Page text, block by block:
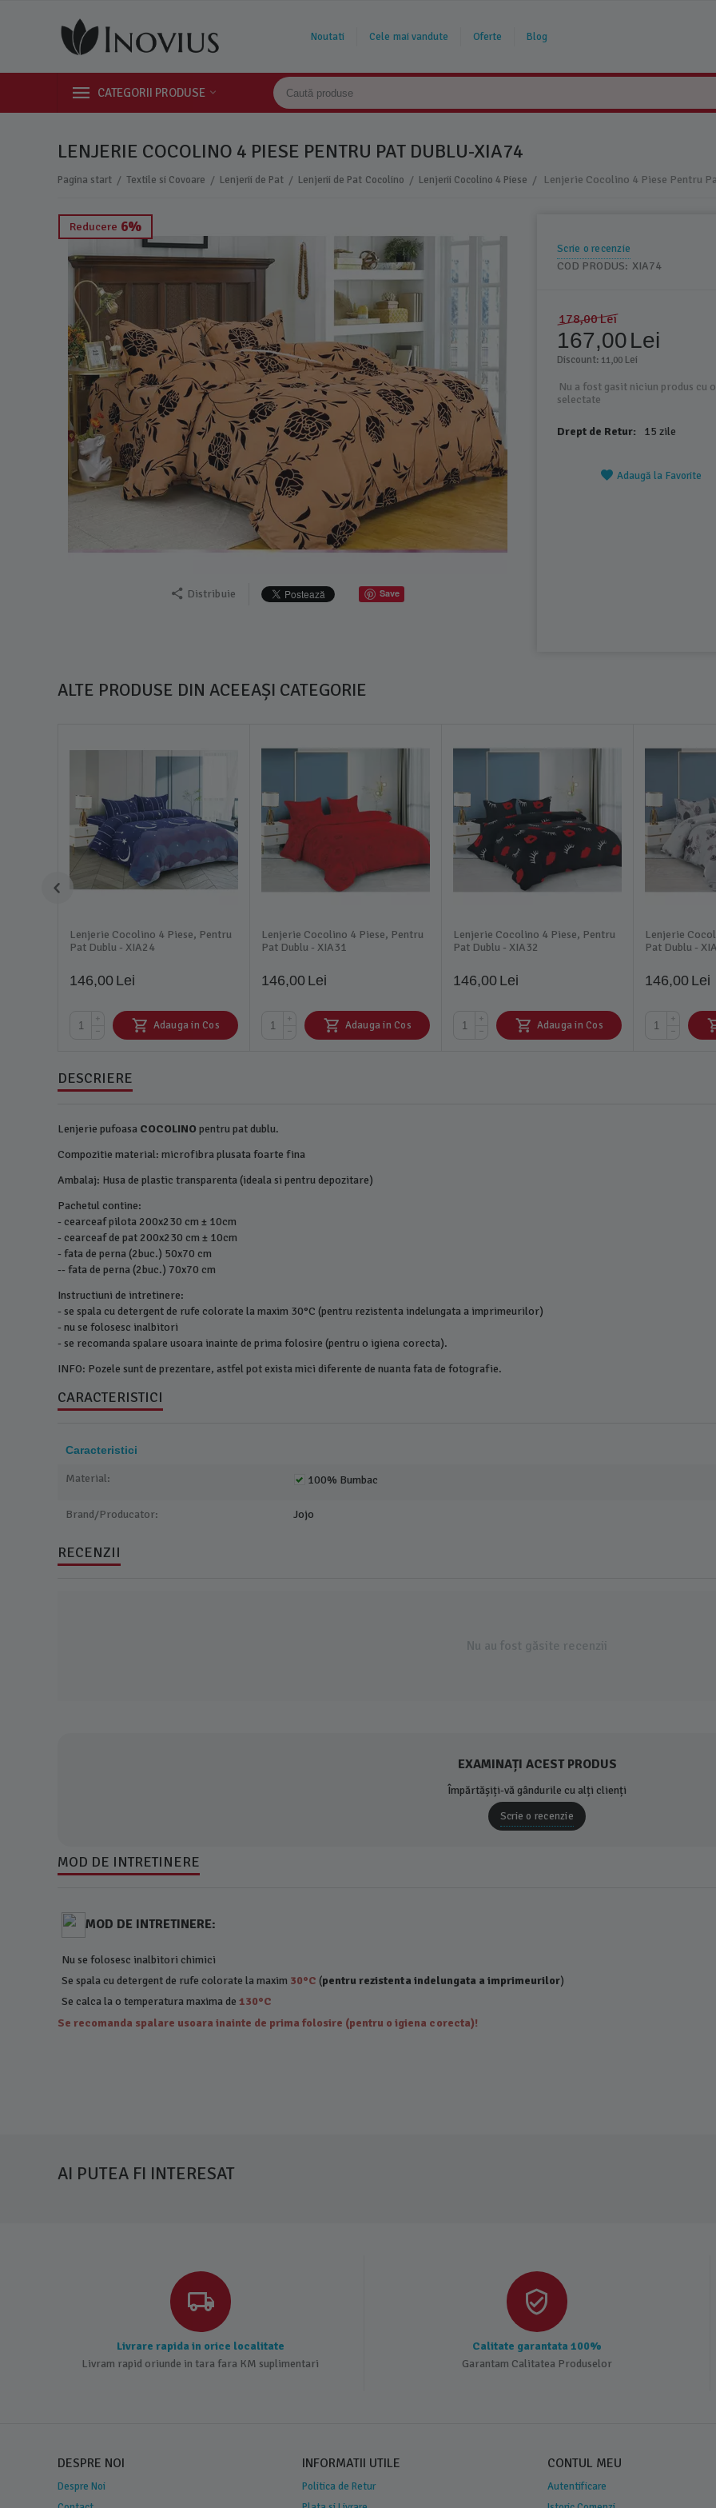
Noutati Cele mai vandute Oferte Blog
CATEGORII PRODUSE
LENJERIE COCOLINO 4 PIESE PENTRU PAT DUBLU-XIA74
Pagina start / Textile si Covoare / Lenjerii de Pat / Lenjerii de Pat Cocolino / Lenjerii Cocolino 4 Piese /
Reducere 6%
Distribuie Save
Scrie o recenzie
COD PRODUS: XIA74
178,00Lei
167,00Lei
Discount: 11,00 Lei
Nu a fost gasit niciun produs cu
selectate
Drept de Retur: 15 zile
Adaugă la Favorite
ALTE PRODUSE DIN ACEEAȘI CATEGORIE
Lenjerie Cocolino 4 Piese, Pentru
Pat Dublu - XIA24
146,00 Lei
+
−
Adauga in Cos
Lenjerie Cocolino 4 Piese, Pentru
Pat Dublu - XIA31
146,00 Lei
+
−
Adauga in Cos
Lenjerie Cocolino 4 Piese, Pentru
Pat Dublu - XIA32
146,00 Lei
+
−
Adauga in Cos
Lenjerie
Pat Dublu -
146,00 Lei
+
−
DESCRIERE
Lenjerie pufoasa COCOLINO pentru pat dublu.
Compozitie material: microfibra plusata foarte fina
Ambalaj: Husa de plastic transparenta (ideala si pentru depozitare)
Pachetul contine:
- cearceaf pilota 200x230 cm ± 10cm
- cearceaf de pat 200x230 cm ± 10cm
- fata de perna (2buc.) 50x70 cm
-- fata de perna (2buc.) 70x70 cm
Instructiuni de intretinere:
- se spala cu detergent de rufe colorate la maxim 30°C (pentru rezistenta indelungata a imprimeurilor)
- nu se folosesc inalbitori
- se recomanda spalare usoara inainte de prima folosire (pentru o igiena corecta).
INFO: Pozele sunt de prezentare, astfel pot exista mici diferente de nuanta fata de fotografie.
CARACTERISTICI
Caracteristici
Material: 100% Bumbac
Brand/Producator: Jojo
RECENZII
Nu au fost găsite recenzii
EXAMINAȚI ACEST PRODUS
Împărtășiți-vă gândurile cu alți clienți
Scrie o recenzie
MOD DE INTRETINERE
MOD DE INTRETINERE:
Nu se folosesc inalbitori chimici
Se spala cu detergent de rufe colorate la maxim 30°C (pentru rezistenta indelungata a imprimeurilor)
Se calca la o temperatura maxima de130°C
Se recomanda spalare usoara inainte de prima folosire (pentru o igiena corecta)!
AI PUTEA FI INTERESAT
Livrare rapida in orice localitate
Livram rapid oriunde in tara fara KM suplimentari
Calitate garantata 100%
Garantam Calitatea Produselor
DESPRE NOI
Despre Noi
INFORMATII UTILE
Politica de Retur
CONTUL MEU
Autentificare